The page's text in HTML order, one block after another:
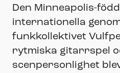
Den Minneapolis-
internationella
funkkollektivet
rytmiska gitarrspel
scenpersonlighet